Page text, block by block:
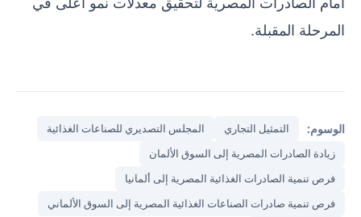
المرحلة المقبلة.
الوسوم: التمثيل التجاري
المجلس التصديري للصناعات الغذائية
زيادة الصادرات المصرية إلى السوق الألمان
فرص تنمية الصادرات الغذائية المصرية إلى ألمانيا
فرص تنمية صادرات الصناعات الغذائية المصرية إلى السوق الألماني